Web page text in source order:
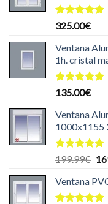
Valorado
de 5
325.00€
Ventana
1h. cristal
Valorado
de 5
135.00€
Ventana
1000x1155
Valorado
de 5
199.99€ El
era:
Ventana